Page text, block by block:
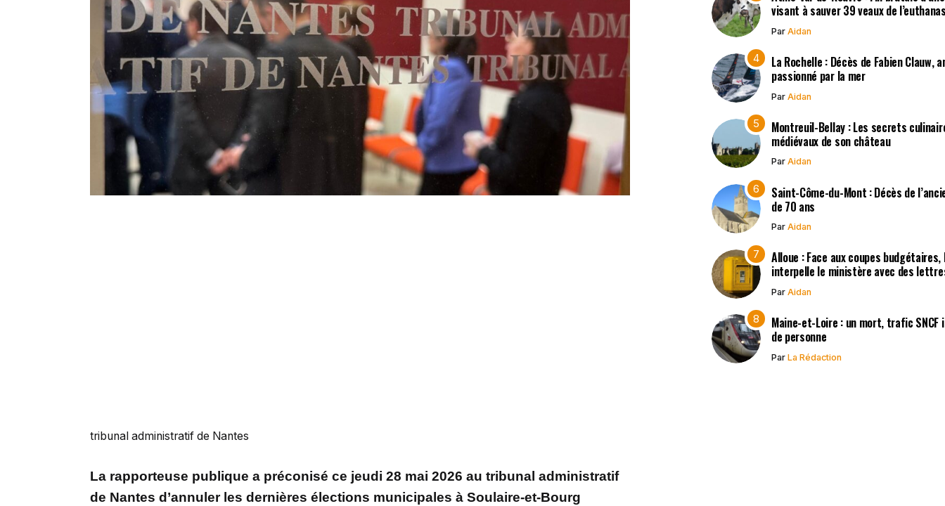
tribunal administratif de Nantes
La rapporteuse publique a préconisé ce jeudi 28 mai 2026 au tribunal administratif
de Nantes d’annuler les dernières élections municipales à Soulaire-et-Bourg
visant à sauver 39 veaux de
Par Aidan
La Rochelle : Décès de Fabien
passionné par la mer
Par Aidan
Montreuil-Bellay : Les secrets
médiévaux de son château
Par Aidan
Saint-Côme-du-Mont : Décès de
de 70 ans
Par Aidan
Alloue : Face aux coupes
interpelle le ministère avec des
Par Aidan
Maine-et-Loire : un mort, trafic
de personne
Par La Rédaction